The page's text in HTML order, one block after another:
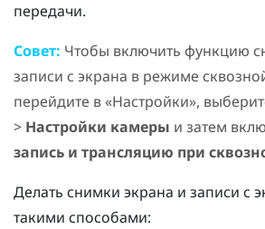
передачи.
Совет: Чтобы включить функцию
записи с экрана в режиме
перейдите в «Настройки»,
> Настройки камеры и затем
запись и трансляцию при
Делать снимки экрана и записи с
такими способами: